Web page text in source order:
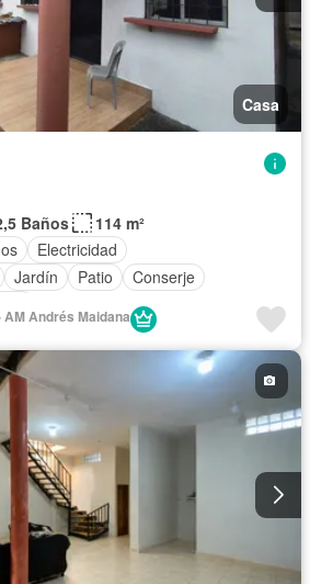
Casa
Baños
114 m²
Electricidad
Jardín Patio
Conserje
Andrés Maidana